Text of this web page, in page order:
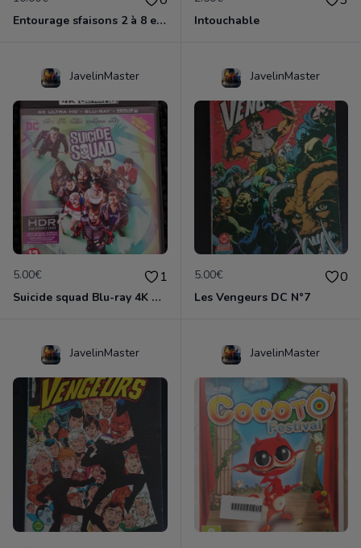
Entourage sfaisons 2 à 8 en dvd Intouchable
JavelinMaster
5.00€ 1
Suicide squad Blu-ray 4K ultra HD
JavelinMaster
5.00€ 0
Les Vengeurs DC N°7
JavelinMaster JavelinMaster